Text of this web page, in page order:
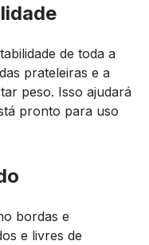
de toda a
prateleiras e a
peso. Isso ajudará
pronto para uso
bordas e
e livres de